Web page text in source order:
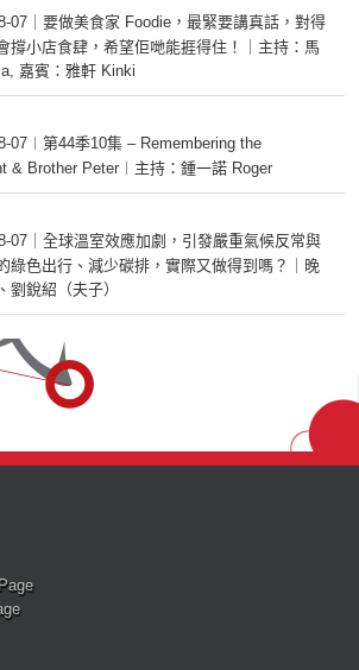
07｜要做美食家 Foodie，最緊要講真話，對得
撐小店食肆，希望佢哋能捱得住！｜主持：馬
嘉賓：雅軒 Kinki
07︱第44季10集 – Remembering the
& Brother Peter︱主持：鍾一諾 Roger
07｜全球溫室效應加劇，引發嚴重氣候反常與
綠色出行、減少碳排，實際又做得到嗎？｜晚
劉銳紹（夫子）